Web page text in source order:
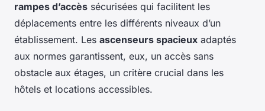
rampes d’accès sécurisées qui facilitent les
déplacements entre les différents niveaux d’un
établissement. Les ascenseurs spacieux adaptés
aux normes garantissent, eux, un accès sans
obstacle aux étages, un critère crucial dans les
hôtels et locations accessibles.